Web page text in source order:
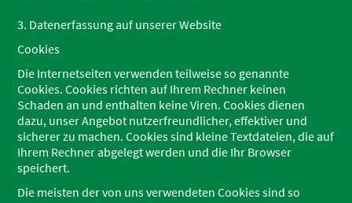
3. Datenerfassung auf unserer Website
Cookies
Die Internetseiten verwenden teilweise so genannte
Cookies. Cookies richten auf Ihrem Rechner keinen
Schaden an und enthalten keine Viren. Cookies dienen
dazu, unser Angebot nutzerfreundlicher, effektiver und
sicherer zu machen. Cookies sind kleine Textdateien, die auf
Ihrem Rechner abgelegt werden und die Ihr Browser
speichert.
Die meisten der von uns verwendeten Cookies sind so